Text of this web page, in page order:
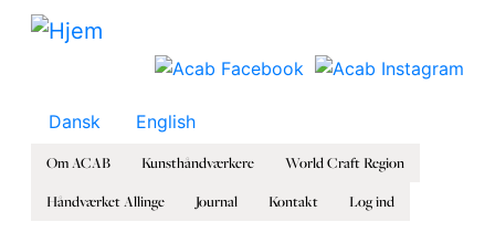
Gå til hovedindhold
Dansk English
Om ACAB Kunsthåndværkere
World Craft Region
Håndværket Allinge
Journal Kontakt Log ind